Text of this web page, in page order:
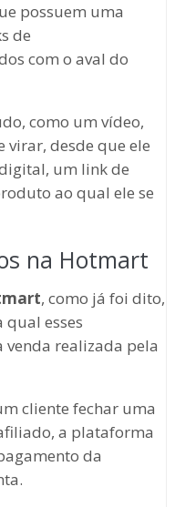
possuem uma
de
com o aval do
como um vídeo,
desde que ele
um link de
ao qual ele se
na Hotmart
, como já foi dito,
esses
realizada pela
cliente fechar uma
a plataforma
da